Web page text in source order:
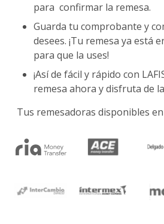
para confirmar la remesa.
Guarda tu comprobante y
desees. ¡Tu remesa ya está
para que la uses!
¡Así de fácil y rápido con
remesa ahora y disfruta de
Tus remesadoras disponibles en